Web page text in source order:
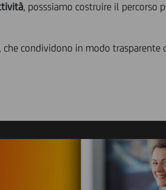
, posssiamo costruire il percorso
condividono in modo